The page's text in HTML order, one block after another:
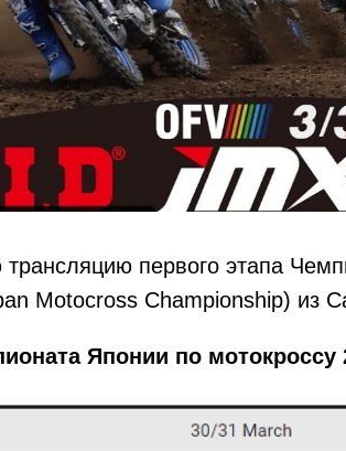
первого этапа
Motocross Championship) из
Японии по мотокроссу